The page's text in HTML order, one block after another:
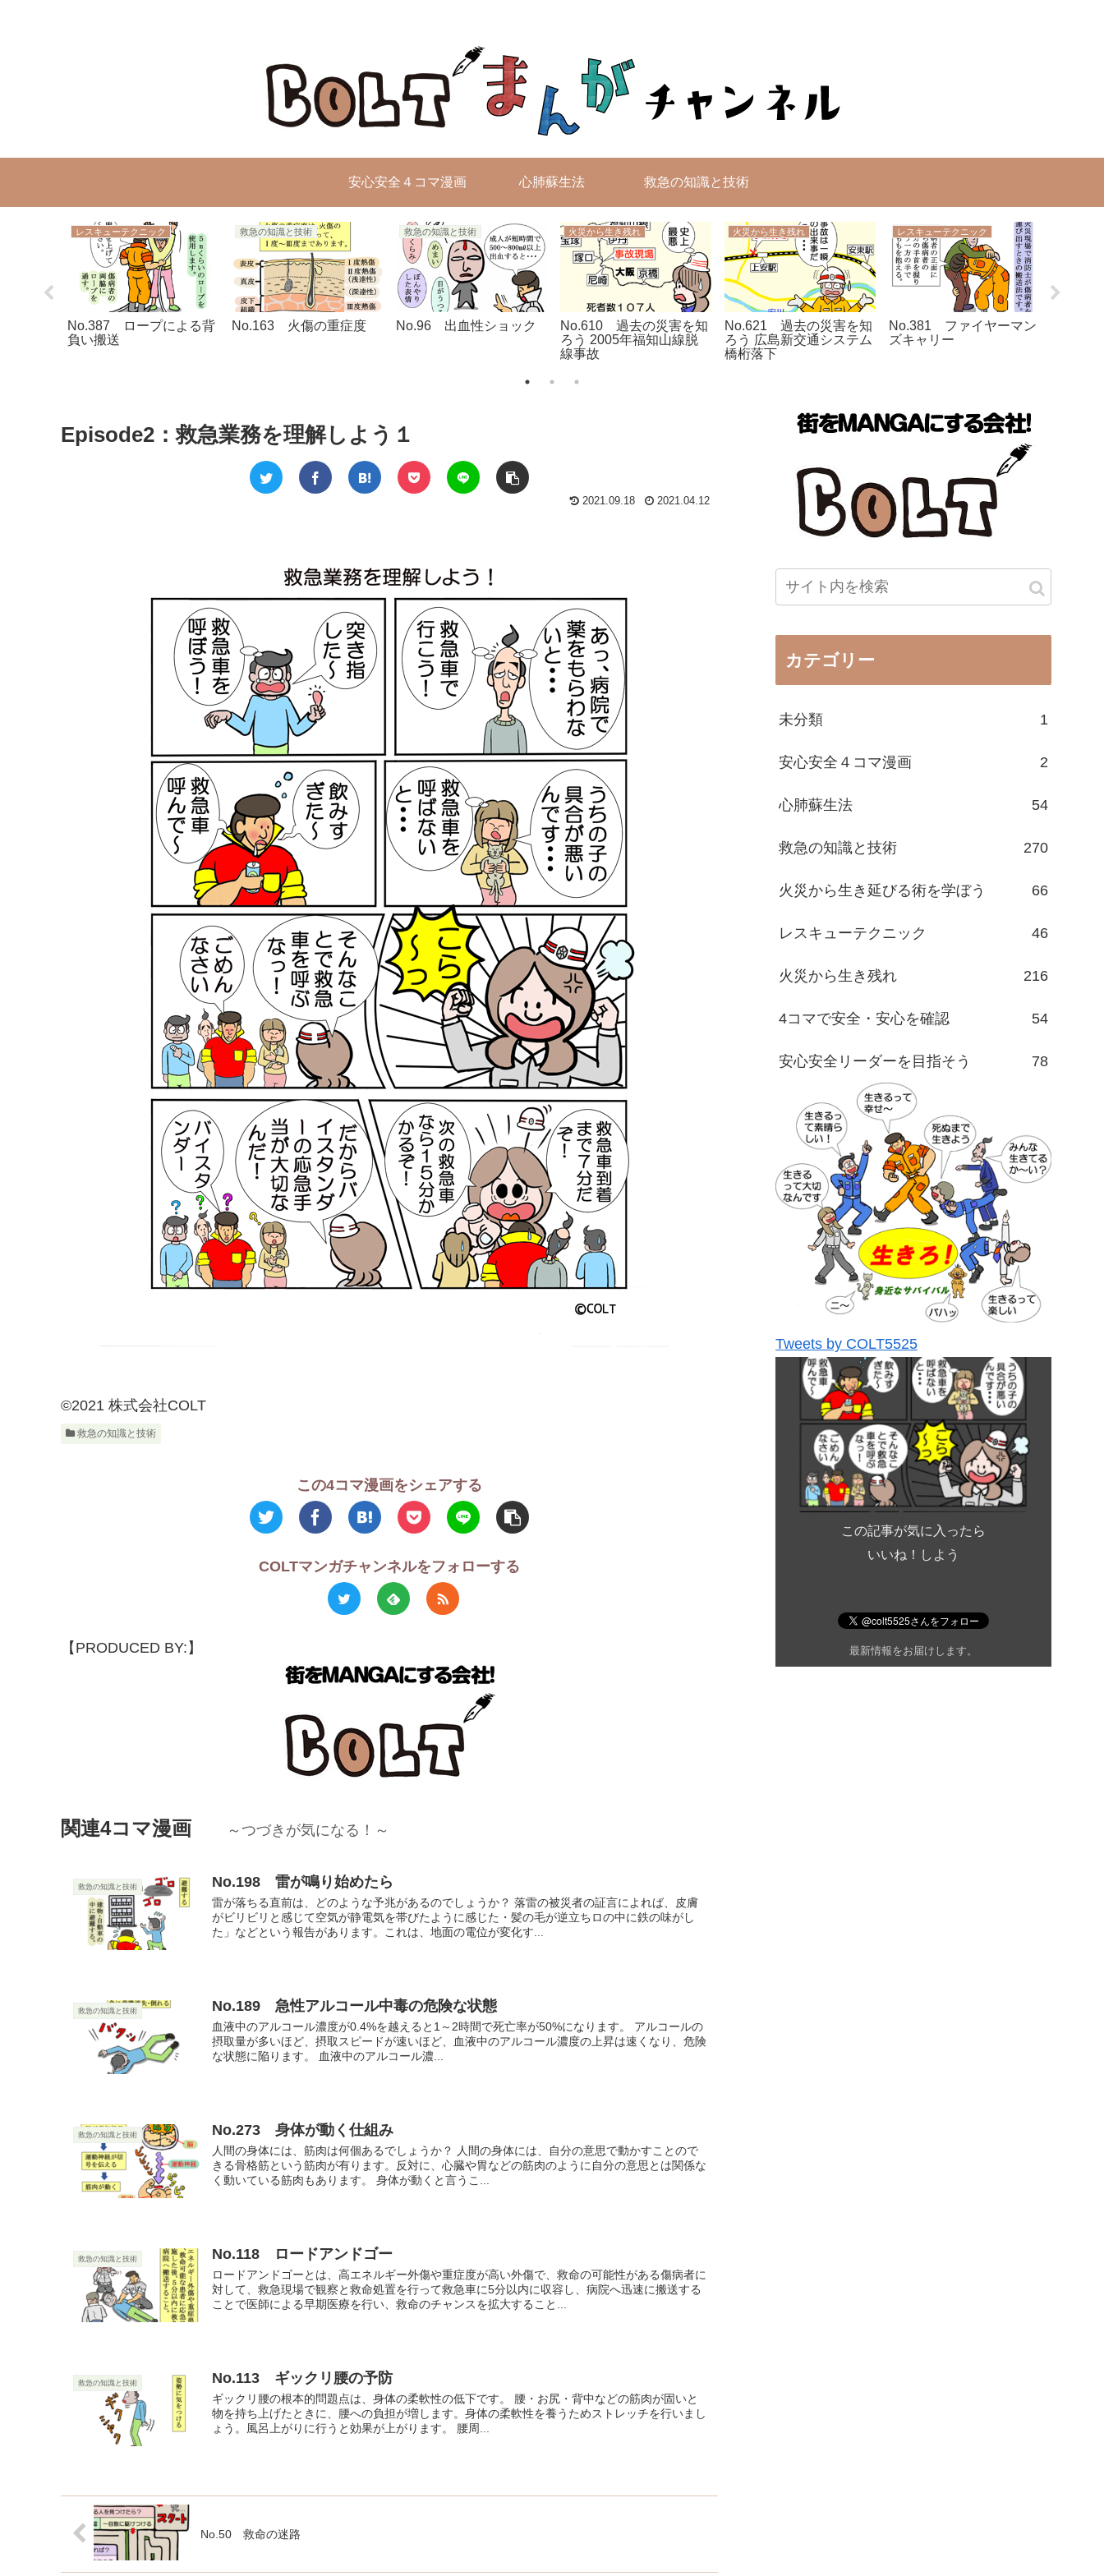
安心安全４コマ漫画 心肺蘇生法 救急の知識と技術
レスキューテクニック
No.387 ロープによる背
負い搬送
救急の知識と技術
No.163 火傷の重症度
救急の知識と技術
No.96 出血性ショック
火災から生き残れ
No.610 過去の災害を知
ろう 2005年福知山線脱
線事故
火災から生き残れ
No.621 過去の災害を知
ろう 広島新交通システム
橋桁落下
レスキューテクニック
No.381 ファイヤーマン
ズキャリー
Episode2：救急業務を理解しよう１
2021.09.18 2021.04.12
©2021 株式会社COLT
救急の知識と技術
この4コマ漫画をシェアする
COLTマンガチャンネルをフォローする
【PRODUCED BY:】
関連4コマ漫画 ～つづきが気になる！～
救急の知識と技術 No.198 雷が鳴り始めたら
雷が落ちる直前は、どのような予兆があるのでしょうか？ 落雷の被災者の証言によれば、皮膚
がビリビリと感じて空気が静電気を帯びたように感じた・髪の毛が逆立ちロの中に鉄の味がし
た」などという報告があります。これは、地面の電位が変化す...
救急の知識と技術 No.189 急性アルコール中毒の危険な状態
血液中のアルコール濃度が0.4%を越えると1～2時間で死亡率が50%になります。 アルコールの
摂取量が多いほど、摂取スピードが速いほど、血液中のアルコール濃度の上昇は速くなり、危険
な状態に陥ります。 血液中のアルコール濃...
救急の知識と技術 No.273 身体が動く仕組み
人間の身体には、筋肉は何個あるでしょうか？ 人間の身体には、自分の意思で動かすことので
きる骨格筋という筋肉が有ります。反対に、心臓や胃などの筋肉のように自分の意思とは関係な
く動いている筋肉もあります。 身体が動くと言うこ...
救急の知識と技術 No.118 ロードアンドゴー
ロードアンドゴーとは、高エネルギー外傷や重症度が高い外傷で、救命の可能性がある傷病者に
対して、救急現場で観察と救命処置を行って救急車に5分以内に収容し、病院へ迅速に搬送する
ことで医師による早期医療を行い、救命のチャンスを拡大すること...
救急の知識と技術 No.113 ギックリ腰の予防
ギックリ腰の根本的問題点は、身体の柔軟性の低下です。 腰・お尻・背中などの筋肉が固いと
物を持ち上げたときに、腰への負担が増します。身体の柔軟性を養うためストレッチを行いまし
ょう。風呂上がりに行うと効果が上がります。 腰周...
No.50 救命の迷路
カテゴリー
未分類 1
安心安全４コマ漫画 2
心肺蘇生法 54
救急の知識と技術 270
火災から生き延びる術を学ぼう 66
レスキューテクニック 46
火災から生き残れ 216
4コマで安全・安心を確認 54
安心安全リーダーを目指そう 78
Tweets by COLT5525
この記事が気に入ったら
いいね！しよう
最新情報をお届けします。